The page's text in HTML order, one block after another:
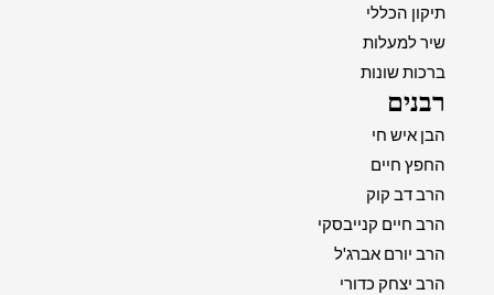
תיקון הכללי
שיר למעלות
ברכות שונות
רבנים
הבן איש חי
החפץ חיים
הרב דב קוק
הרב חיים קנייבסקי
הרב יורם אברג'ל
הרב יצחק כדורי